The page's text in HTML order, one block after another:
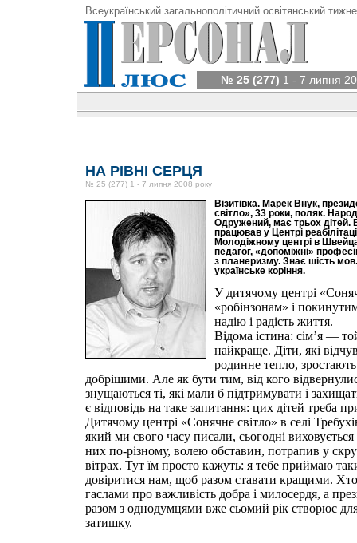
Всеукраїнський загальнополітичний освітянський
№ 25 (277) 1 - 7 липня
НА РІВНІ СЕРЦЯ
№ 25 (277) 1 - 7 липня 2008 року
Візитівка. Марек Внук,
світло», 33 роки, поляк.
Одружений, має трьох дітей. В
працював у Центрі
Молодіжному центрі в
педагог, «допоміжні»
з планеризму. Знає шість
українське коріння.
У дитячому центрі
«робінзонам» і
надію і радість життя.
Відома істина: сім’я —
найкраще. Діти, які
родинне тепло,
добрішими. Але як бути тим, від кого
знущаються ті, які мали б підтримувати і
є відповідь на таке запитання: цих дітей треба
Дитячому центрі «Сонячне світло» в селі
який ми свого часу писали, сьогодні
них по-різному, волею обставин, потрапив у
вітрах. Тут їм просто кажуть: я тебе приймаю
довіритися нам, щоб разом ставати кращими.
гаслами про важливість добра і милосердя, а
разом з однодумцями вже сьомий рік створює
затишку.